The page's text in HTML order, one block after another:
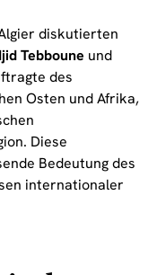
diskutierten
Tebboune und
des
Osten und Afrika,
Diese
Bedeutung des
internationaler